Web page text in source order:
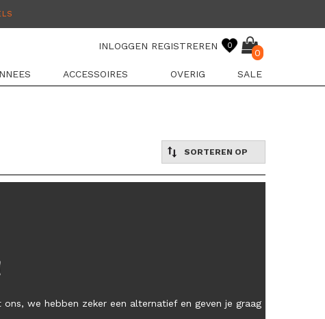
INLOGGEN REGISTREREN 0
0
ACCESSOIRES OVERIG SALE
SORTEREN OP
we hebben zeker een alternatief en geven je graag